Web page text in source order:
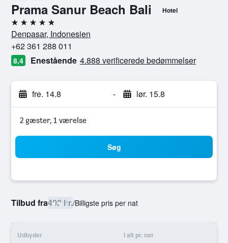
Prama Sanur Beach Bali Hotel
5 stjerner
Denpasar, Indonesien
+62 361 288 011
8,4 Enestående 4.888 verificerede bedømmelser
fre. 14.8 - lør. 15.8
2 gæster, 1 værelse
Søg
Tilbud fra402 kr./Billigste pris per nat
Udbyder I alt pr. nat